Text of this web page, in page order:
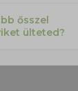
ősszel
ülteted?